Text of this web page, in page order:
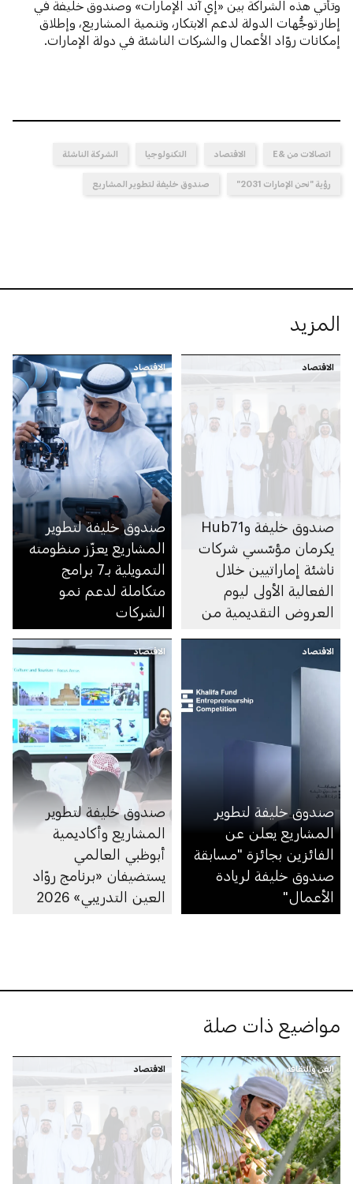
وتأتي هذه الشراكة بين «إي آند الإمارات» وصندوق خليفة في
إطار توجُّهات الدولة لدعم الابتكار، وتنمية المشاريع، وإطلاق
إمكانات روّاد الأعمال والشركات الناشئة في دولة الإمارات.
اتصالات من &E الاقتصاد التكنولوجيا الشركة الناشئة
رؤية "نحن الإمارات 2031" صندوق خليفة لتطوير المشاريع
المزيد
الاقتصاد
صندوق خليفة وHub71
يكرمان مؤسّسي شركات
ناشئة إماراتيين خلال
الفعالية الأولى ليوم
العروض التقديمية من
الاقتصاد
صندوق خليفة لتطوير
المشاريع يعزّز منظومته
التمويلية بـ7 برامج
متكاملة لدعم نمو
الشركات
الاقتصاد
صندوق خليفة لتطوير
المشاريع يعلن عن
الفائزين بجائزة "مسابقة
صندوق خليفة لريادة
الأعمال"
الاقتصاد
صندوق خليفة لتطوير
المشاريع وأكاديمية
أبوظبي العالمي
يستضيفان «برنامج روّاد
العين التدريبي» 2026
مواضيع ذات صلة
الفن والثقافة الاقتصاد